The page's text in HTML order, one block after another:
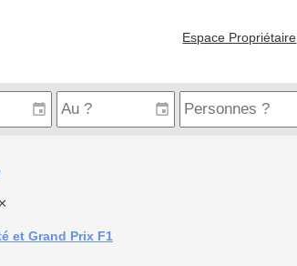
Espace Propriétaire
et Grand Prix F1